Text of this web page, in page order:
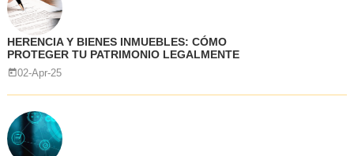
HERENCIA Y BIENES INMUEBLES: CÓMO
PROTEGER TU PATRIMONIO LEGALMENTE
02-Apr-25